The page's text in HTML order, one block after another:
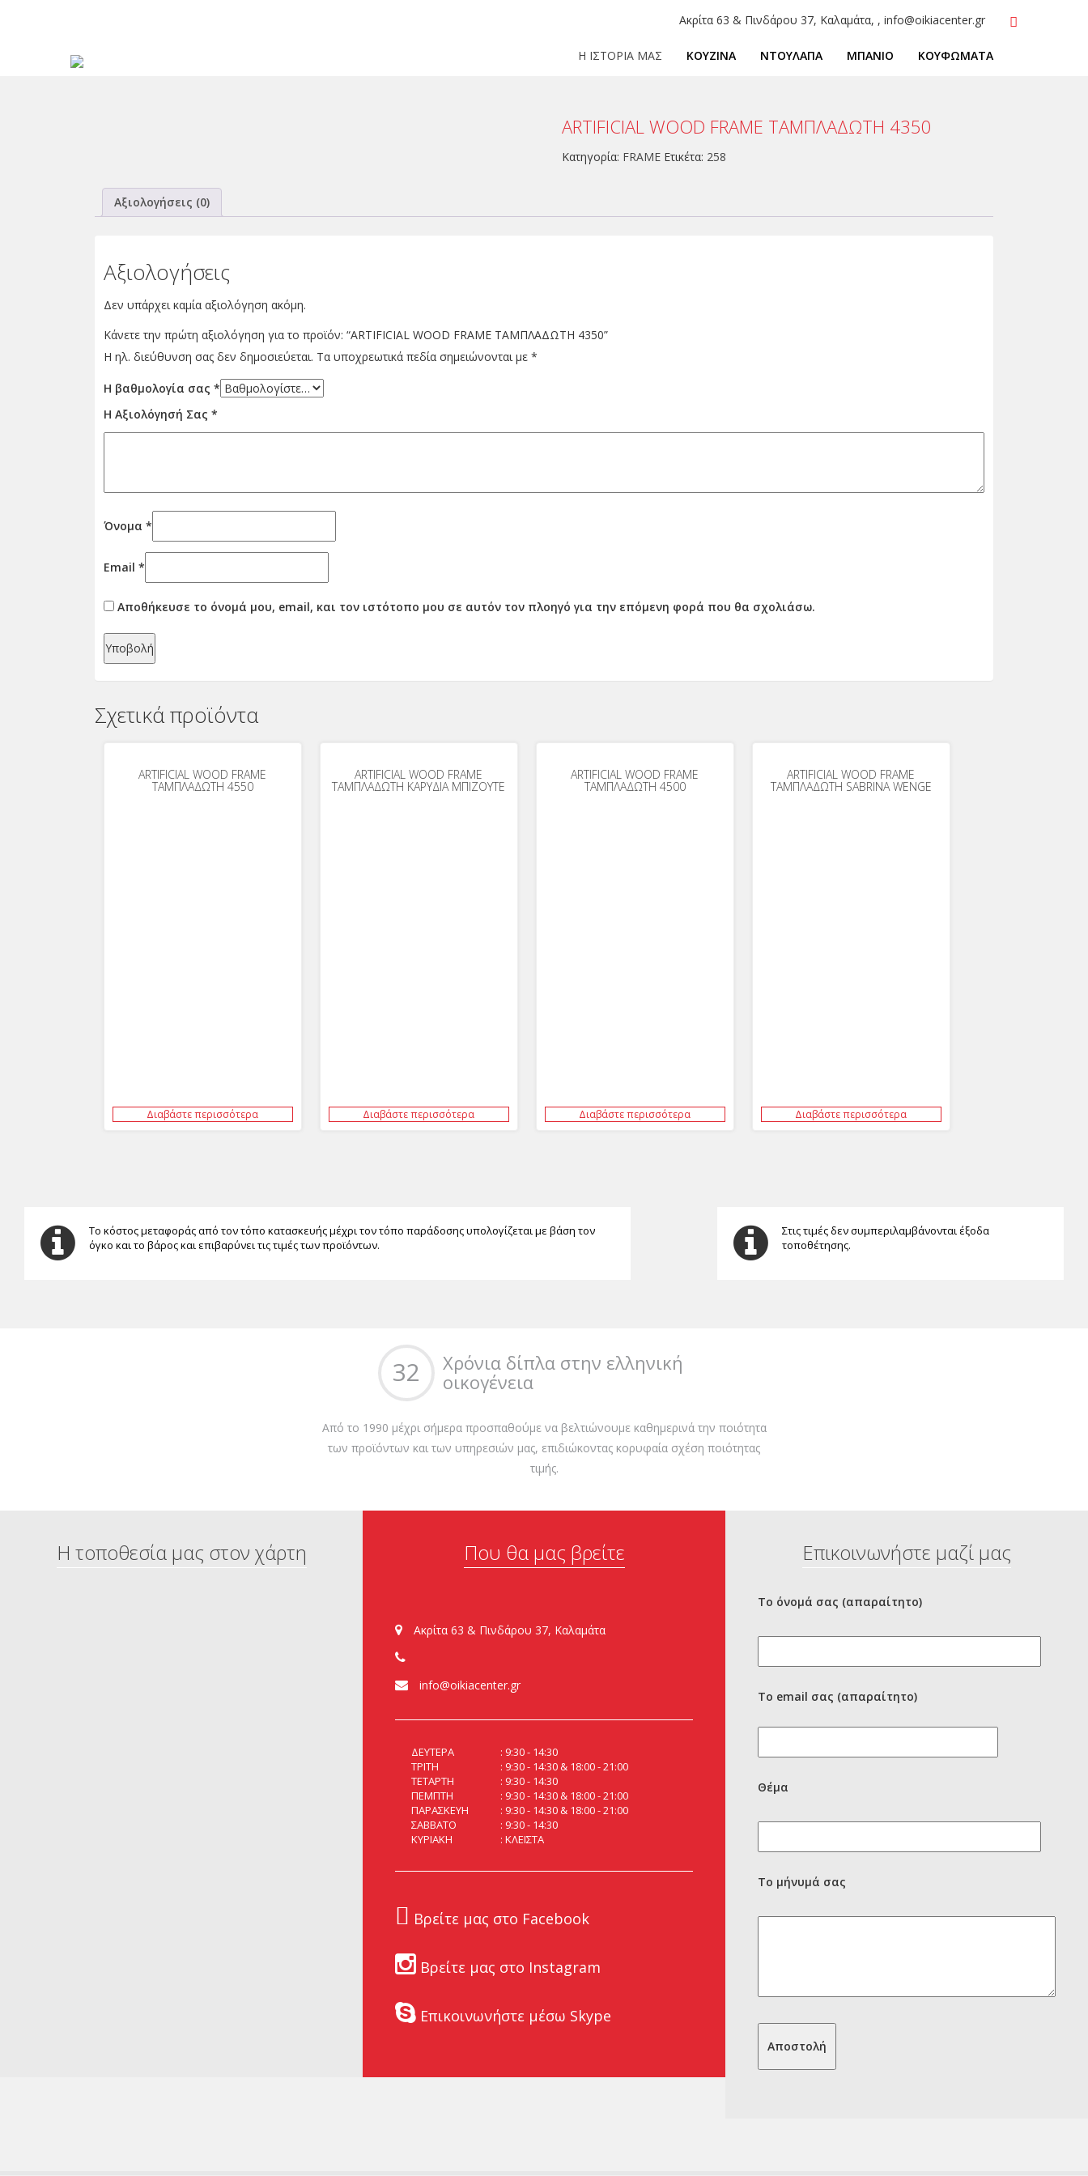
Ακρίτα 63 & Πινδάρου 37, Καλαμάτα, , info@oikiacenter.gr
Η ΙΣΤΟΡΙΑ ΜΑΣ ΚΟΥΖΙΝΑ ΝΤΟΥΛΑΠΑ ΜΠΑΝΙΟ ΚΟΥΦΩΜΑΤΑ
ARTIFICIAL WOOD FRAME ΤΑΜΠΛΑΔΩΤΗ 4350
Κατηγορία: FRAME Ετικέτα: 258
Αξιολογήσεις (0)
Αξιολογήσεις
Δεν υπάρχει καμία αξιολόγηση ακόμη.
Κάνετε την πρώτη αξιολόγηση για το προϊόν: “ARTIFICIAL WOOD FRAME ΤΑΜΠΛΑΔΩΤΗ 4350”
Η ηλ. διεύθυνση σας δεν δημοσιεύεται. Τα υποχρεωτικά πεδία σημειώνονται με *
Η βαθμολογία σας *
Η Αξιολόγησή Σας *
Όνομα *
Email *
Αποθήκευσε το όνομά μου, email, και τον ιστότοπο μου σε αυτόν τον πλοηγό για την επόμενη φορά που θα σχολιάσω.
Σχετικά προϊόντα
ARTIFICIAL WOOD FRAME
ΤΑΜΠΛΑΔΩΤΗ 4550
Διαβάστε περισσότερα
ARTIFICIAL WOOD FRAME
ΤΑΜΠΛΑΔΩΤΗ ΚΑΡΥΔΙΑ ΜΠΙΖΟΥΤΕ
Διαβάστε περισσότερα
ARTIFICIAL WOOD FRAME
ΤΑΜΠΛΑΔΩΤΗ 4500
Διαβάστε περισσότερα
ARTIFICIAL WOOD FRAME
ΤΑΜΠΛΑΔΩΤΗ SABRINA WENGE
Διαβάστε περισσότερα
Το κόστος μεταφοράς από τον τόπο κατασκευής μέχρι τον τόπο παράδοσης υπολογίζεται με βάση τον
όγκο και το βάρος και επιβαρύνει τις τιμές των προϊόντων.
Στις τιμές δεν συμπεριλαμβάνονται έξοδα
τοποθέτησης.
32
Χρόνια δίπλα στην ελληνική
οικογένεια
Από το 1990 μέχρι σήμερα προσπαθούμε να βελτιώνουμε καθημερινά την ποιότητα
των προϊόντων και των υπηρεσιών μας, επιδιώκοντας κορυφαία σχέση ποιότητας
τιμής.
Η τοποθεσία μας στον χάρτη Που θα μας βρείτε
Ακρίτα 63 & Πινδάρου 37, Καλαμάτα
info@oikiacenter.gr
ΔΕΥΤΕΡΑ
9:30 - 14:30
ΤΡΙΤΗ
9:30 - 14:30 & 18:00 - 21:00
ΤΕΤΑΡΤΗ
9:30 - 14:30
ΠΕΜΠΤΗ
9:30 - 14:30 & 18:00 - 21:00
ΠΑΡΑΣΚΕΥΗ
9:30 - 14:30 & 18:00 - 21:00
ΣΑΒΒΑΤΟ
9:30 - 14:30
ΚΥΡΙΑΚΗ
ΚΛΕΙΣΤΑ
Βρείτε μας στο Facebook
Βρείτε μας στο Instagram
Επικοινωνήστε μέσω Skype
Επικοινωνήστε μαζί μας
Το όνομά σας (απαραίτητο)
Το email σας (απαραίτητο)
Θέμα
Το μήνυμά σας